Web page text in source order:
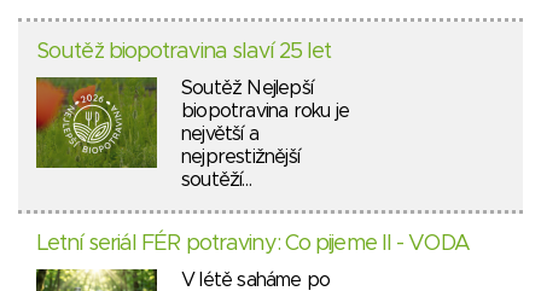
Soutěž biopotravina slaví 25 let
Soutěž Nejlepší
biopotravina roku je
největší a
nejprestižnější
soutěží…
Letní seriál FÉR potraviny: Co pijeme II - VODA
V létě saháme po